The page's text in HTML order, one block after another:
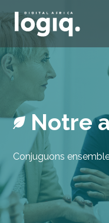
Notre
Conjuguons